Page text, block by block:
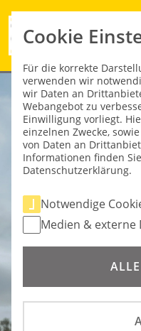
Cookie
Für die korrekte
verwenden wir
wir Daten an
Webangebot zu
Einwilligung vorliegt.
einzelnen Zwecke,
von Daten an
Informationen finden
Datenschutzerklärung.
Notwendige
Medien & externe